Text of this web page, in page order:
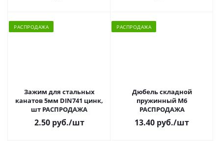
РАСПРОДАЖА
Зажим для стальных
канатов 5мм DIN741 цинк,
шт РАСПРОДАЖА
2.50 руб./шт
РАСПРОДАЖА
Дюбель складной
пружинный M6
РАСПРОДАЖА
13.40 руб./шт